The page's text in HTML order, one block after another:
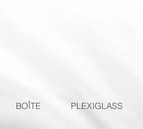
BOÎTE PLEXIGLASS